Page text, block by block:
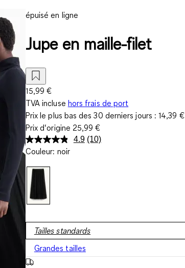
épuisé en ligne
Jupe en maille-filet
15,99 €
TVA incluse hors frais de port
Prix le plus bas des 30 derniers jours :14,39 €
Prix d‘origine 25,99 €
4.9 Lire
(10)
Couleur: noir
Tailles standards
Grandes tailles